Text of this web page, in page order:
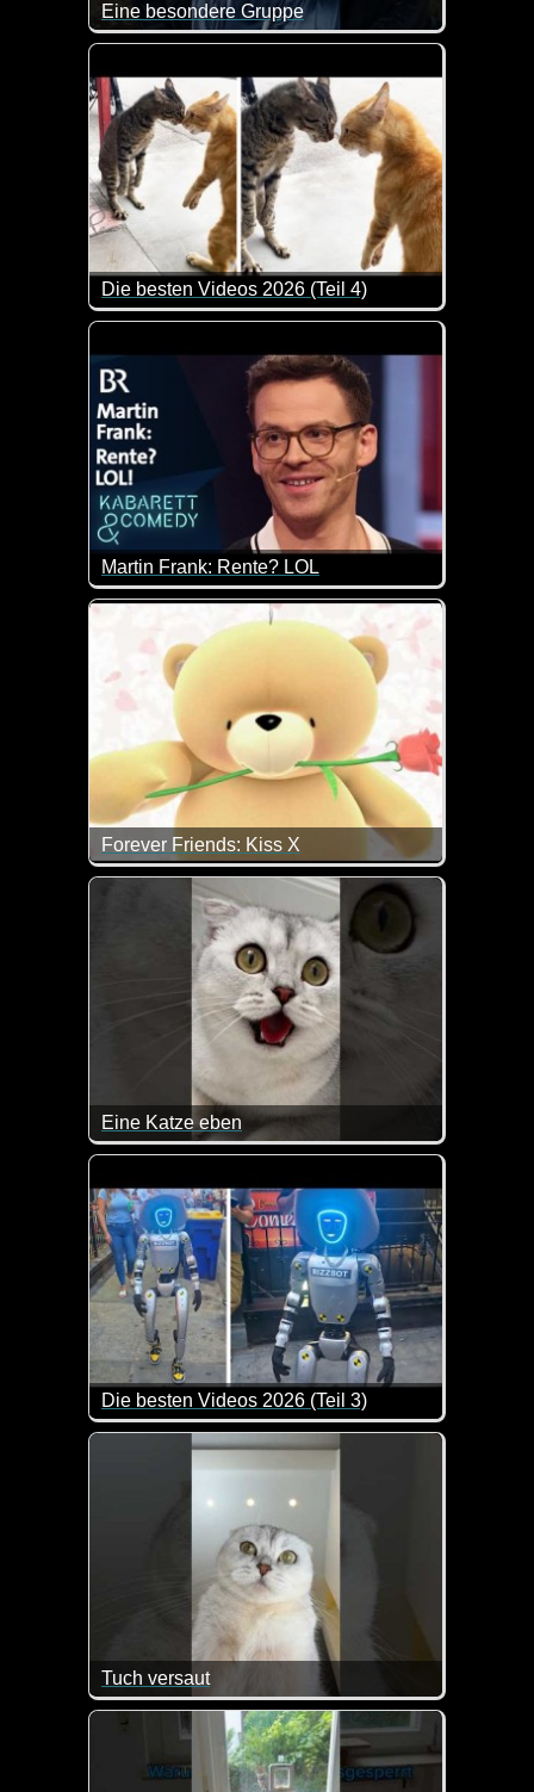
Eine besondere Gruppe
Wenn man diese Polonaise sieht, kann man
Die besten Videos 2026 (Teil 4)
Eine tolle Zusammenstellung von lustigen
Martin Frank: Rente? LOL
Er spricht uns hier wohl allen aus der Seele. Die
Forever Friends: Kiss X
Zum Weltknuddeltag gibt es heute einen dicken
Eine Katze eben
Da gibt man Geld für ein tolles Geschenk für die
Die besten Videos 2026 (Teil 3)
Eine tolle Zusammenstellung von lustigen
Tuch versaut
So ein Mist, jetzt hat die Katze mit den Pfoten das